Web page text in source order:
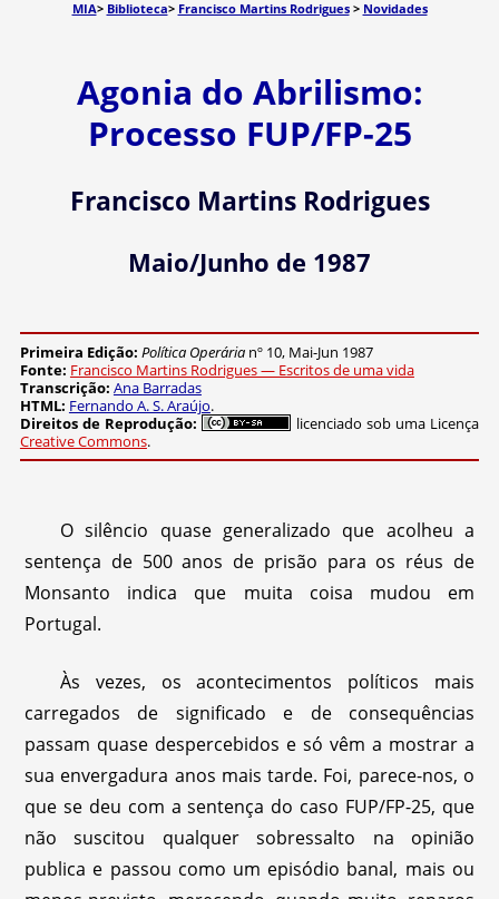
MIA> Biblioteca> Francisco Martins Rodrigues> Novidades
Agonia do Abrilismo:
Processo FUP/FP-25
Francisco Martins Rodrigues
Maio/Junho de 1987
Primeira Edição: Política Operária nº 10, Mai-Jun 1987
Fonte: Francisco Martins Rodrigues — Escritos de uma vida
Transcrição: Ana Barradas
HTML: Fernando A. S. Araújo.
Direitos de Reprodução:
licenciado sob uma Licença
Creative Commons.
O silêncio quase generalizado que acolheu a
sentença de 500 anos de prisão para os réus de
Monsanto indica que muita coisa mudou em
Portugal.
Às vezes, os acontecimentos políticos mais
carregados de significado e de consequências
passam quase despercebidos e só vêm a mostrar a
sua envergadura anos mais tarde. Foi, parece-nos, o
que se deu com a sentença do caso FUP/FP-25, que
não suscitou qualquer sobressalto na opinião
publica e passou como um episódio banal, mais ou